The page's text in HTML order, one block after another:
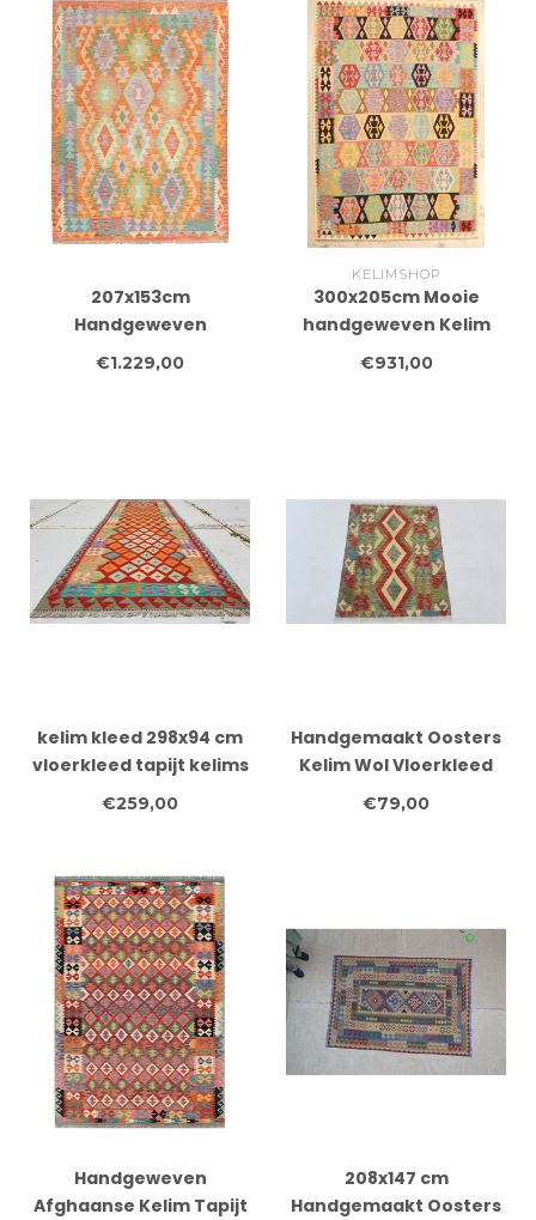
207x153cm
Handgeweven
traditionele Kelim
Tapijt Wol
€1.229,00
KELIMSHOP
300x205cm Mooie
handgeweven Kelim
vloerkleed wollen
oosterse tapijt
€931,00
kelim kleed 298x94 cm
vloerkleed tapijt kelims
hand geweven
€259,00
Handgemaakt Oosters
Kelim Wol Vloerkleed
110 x 87 cm
€79,00
Handgeweven
Afghaanse Kelim Tapijt
208x147 cm
Handgemaakt Oosters